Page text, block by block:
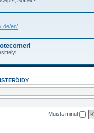
en/
Muista minut